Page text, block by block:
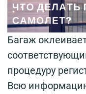
Багаж
процедуру
Всю